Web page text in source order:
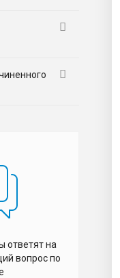
ответят на
вопрос по